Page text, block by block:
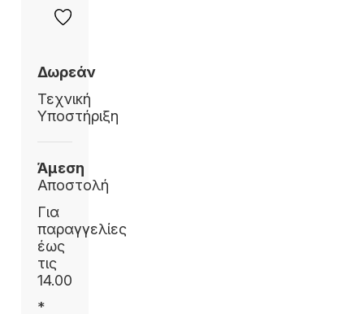
Δωρεάν
Τεχνική
Υποστήριξη
Άμεση
Αποστολή
Για
παραγγελίες
έως
τις
14.00
*